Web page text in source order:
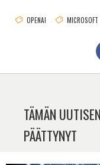
OPENAI MICROSOFT
TÄMÄN
PÄÄTTYNYT